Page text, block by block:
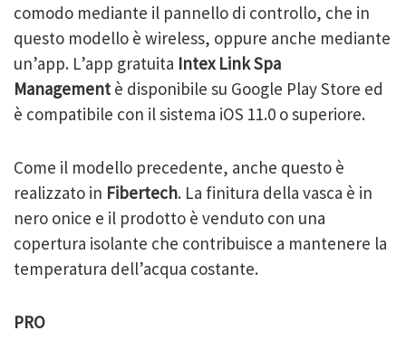
comodo mediante il pannello di controllo, che in
questo modello è wireless, oppure anche mediante
un’app. L’app gratuita Intex Link Spa
Management è disponibile su Google Play Store ed
è compatibile con il sistema iOS 11.0 o superiore.
Come il modello precedente, anche questo è
realizzato in Fibertech. La finitura della vasca è in
nero onice e il prodotto è venduto con una
copertura isolante che contribuisce a mantenere la
temperatura dell’acqua costante.
PRO